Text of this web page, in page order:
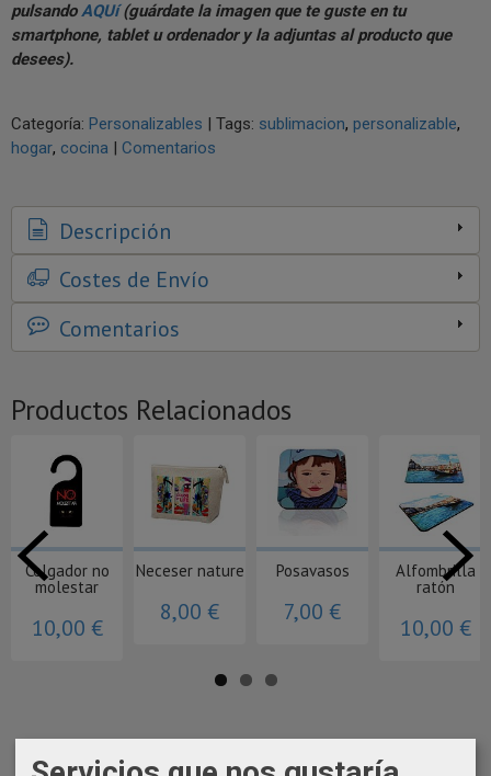
pulsando AQUí(guárdate la imagen que te guste en tu
smartphone, tablet u ordenador y la adjuntas al producto que
desees).
Categoría: Personalizables | Tags: sublimacion personalizable
hogar cocina | Comentarios
Descripción
Costes de Envío
Comentarios
Productos Relacionados
Colgador no
molestar
10,00 €
Neceser nature
8,00 €
Posavasos
7,00 €
Alfombrilla
ratón
10,00 €